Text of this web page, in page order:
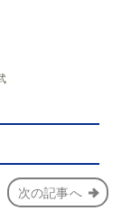
次の記事へ